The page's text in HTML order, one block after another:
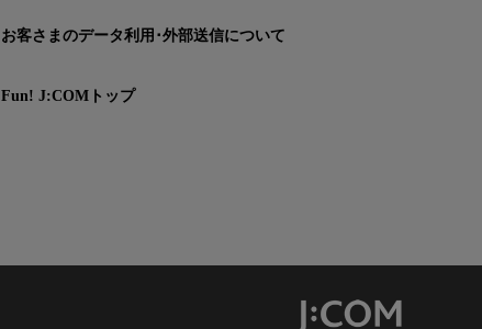
お客さまのデータ利用･外部送信について
Fun! J:COMトップ